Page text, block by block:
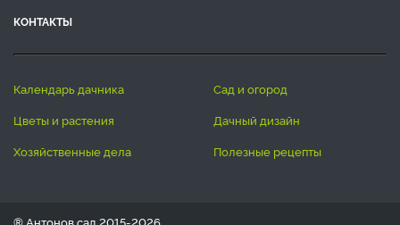
КОНТАКТЫ
календарь дачника
сад и огород
цветы и растения
дачный дизайн
хозяйственные дела
полезные рецепты
® Антонов сад 2015-2026